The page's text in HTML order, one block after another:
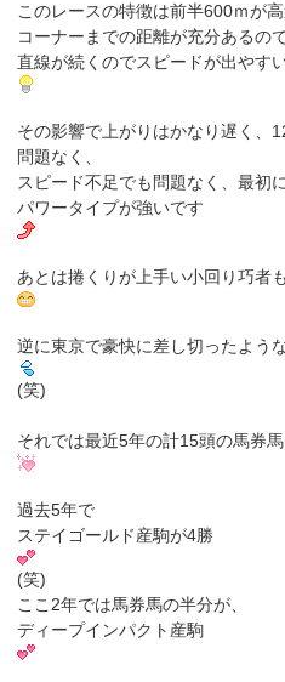
このレースの特徴は前半600ｍが高
コーナーまでの距離が充分あるの
直線が続くのでスピードが出やす
その影響で上がりはかなり遅く、
問題なく、
スピード不足でも問題なく、最初
パワータイプが強いです
あとは捲くりが上手い小回り巧者
逆に東京で豪快に差し切ったよう
(笑)
それでは最近5年の計15頭の馬券
過去5年で
ステイゴールド産駒が4勝
(笑)
ここ2年では馬券馬の半分が、
ディープインパクト産駒